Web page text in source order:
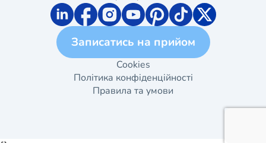
Записатись на прийом
Cookies
Політика конфіденційності
Правила та умови